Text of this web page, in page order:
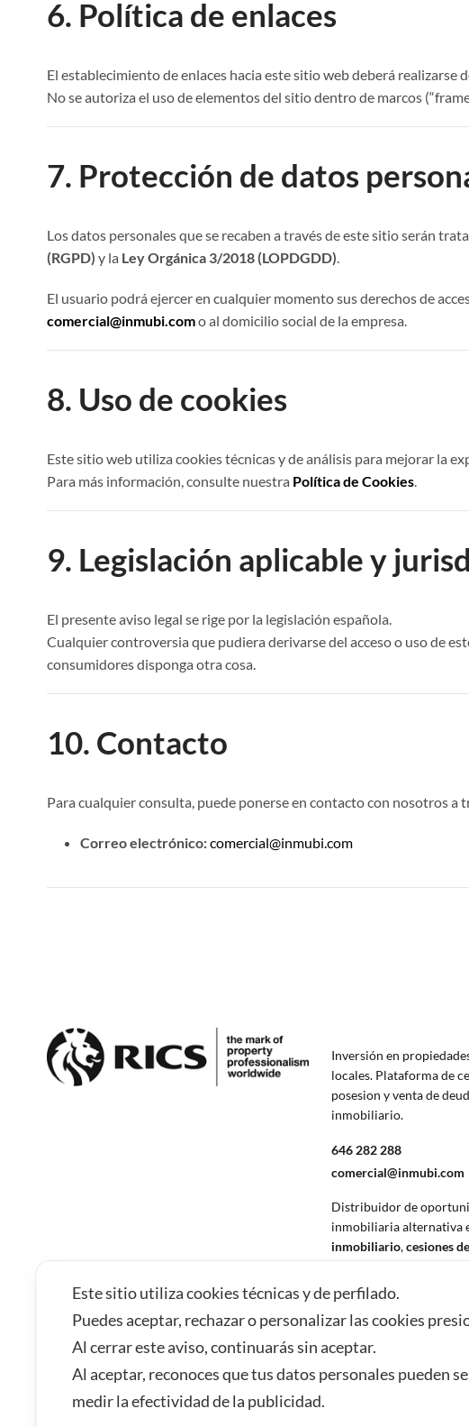
6. Política de enlaces
El establecimiento de enlaces hacia este sitio web deberá
No se autoriza el uso de elementos del sitio dentro de marcos
7. Protección de datos
Los datos personales que se recaben a través de este sitio serán
(RGPD) y la Ley Orgánica 3/2018 (LOPDGDD).
El usuario podrá ejercer en cualquier momento sus derechos de
comercial@inmubi.como al domicilio social de la empresa.
8. Uso de cookies
Este sitio web utiliza cookies técnicas y de análisis para mejorar la
Para más información, consulte nuestra Política de Cookies.
9. Legislación aplicable y
El presente aviso legal se rige por la legislación española.
Cualquier controversia que pudiera derivarse del acceso o uso de
consumidores disponga otra cosa.
10. Contacto
Para cualquier consulta, puede ponerse en contacto con nosotros a
Correo electrónico:comercial@inmubi.com
Inversión en
locales. Plataforma de
posesion y venta de
inmobiliario.
646 282 288
comercial@inmubi.com
Distribuidor de
inmobiliaria alternativa
inmobiliario,cesiones
financiero.
Este sitio utiliza cookies técnicas y de perfilado.
Puedes aceptar, rechazar o personalizar las cookies
Al cerrar este aviso, continuarás sin aceptar.
Al aceptar, reconoces que tus datos personales pueden
medir la efectividad de la publicidad.